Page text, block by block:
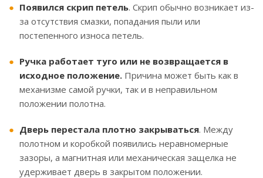
Появился скрип петель. Скрип обычно возникает из-
за отсутствия смазки, попадания пыли или
постепенного износа петель.
Ручка работает туго или не возвращается в
исходное положение. Причина может быть как в
механизме самой ручки, так и в неправильном
положении полотна.
Дверь перестала плотно закрываться. Между
полотном и коробкой появились неравномерные
зазоры, а магнитная или механическая защелка не
удерживает дверь в закрытом положении.